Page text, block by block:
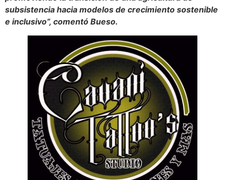
subsistencia hacia modelos de crecimiento sostenible
e inclusivo”, comentó Bueso.